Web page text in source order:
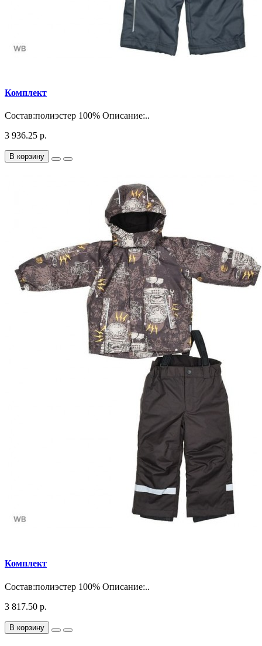
Комплект
Состав:полиэстер 100% Описание:..
3 936.25 р.
В корзину
Комплект
Состав:полиэстер 100% Описание:..
3 817.50 р.
В корзину